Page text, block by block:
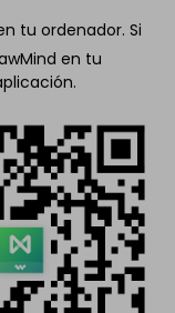
tu ordenador. Si
en tu